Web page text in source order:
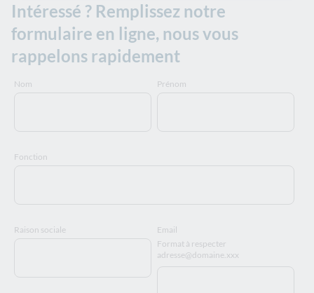
Intéressé ? Remplissez notre
formulaire en ligne, nous vous
rappelons rapidement
Nom Prénom
Fonction
Raison sociale
Email
Format à respecter
adresse@domaine.xxx